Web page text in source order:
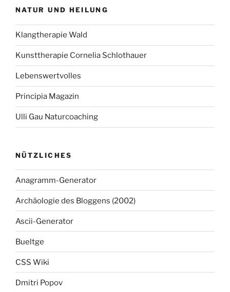
NATUR UND HEILUNG
Klangtherapie Wald
Kunsttherapie Cornelia Schlothauer
Lebenswertvolles
Principia Magazin
Ulli Gau Naturcoaching
NÜTZLICHES
Anagramm-Generator
Archäologie des Bloggens (2002)
Ascii-Generator
Bueltge
CSS Wiki
Dmitri Popov